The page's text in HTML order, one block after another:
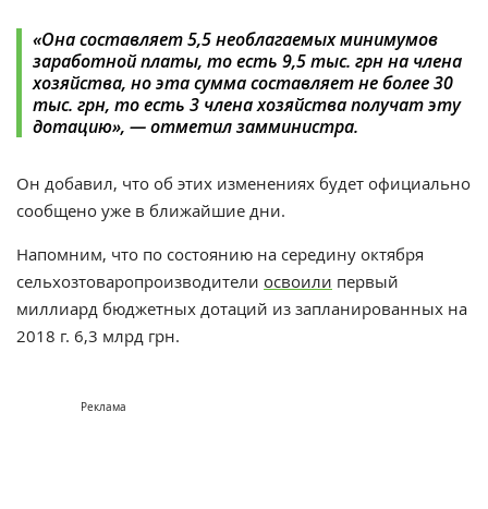
«Она составляет 5,5 необлагаемых минимумов
заработной платы, то есть 9,5 тыс. грн на члена
хозяйства, но эта сумма составляет не более 30
тыс. грн, то есть 3 члена хозяйства получат эту
дотацию», — отметил замминистра.
Он добавил, что об этих изменениях будет официально
сообщено уже в ближайшие дни.
Напомним, что по состоянию на середину октября
сельхозтоваропроизводители освоили первый
миллиард бюджетных дотаций из запланированных на
2018 г. 6,3 млрд грн.
Реклама